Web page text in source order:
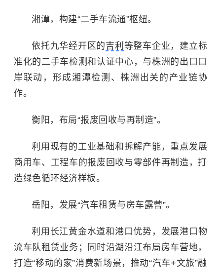
湘潭，构建“二手车流通”枢纽。
依托九华经开区的吉利 等整车企业，建立标
准化的二手车检测和认证中心，与株洲的出口口
岸联动，形成湘潭检测、株洲出关的产业链协
作。
衡阳，布局“报废回收与再制造”。
利用现有的工业基础和拆解产能，重点发展
商用车、工程车的报废回收与零部件再制造，打
造绿色循环经济样板。
岳阳，发展“汽车租赁与房车露营”。
利用长江黄金水道和港口优势，发展港口物
流车队租赁业务；同时沿湖沿江布局房车营地，
打造“移动的家”消费新场景，推动“汽车+文旅”融